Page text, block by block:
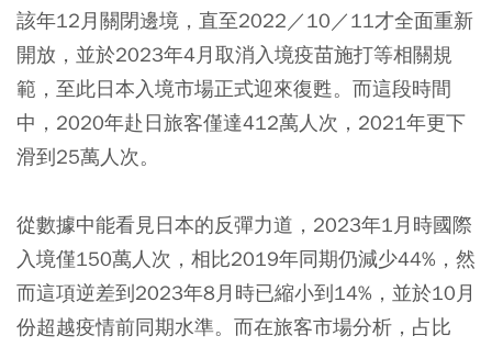
該年12月關閉邊境，直至2022／10／11才全面重新
開放，並於2023年4月取消入境疫苗施打等相關規
範，至此日本入境市場正式迎來復甦。而這段時間
中，2020年赴日旅客僅達412萬人次，2021年更下
滑到25萬人次。
從數據中能看見日本的反彈力道，2023年1月時國際
入境僅150萬人次，相比2019年同期仍減少44%，然
而這項逆差到2023年8月時已縮小到14%，並於10月
份超越疫情前同期水準。而在旅客市場分析，占比